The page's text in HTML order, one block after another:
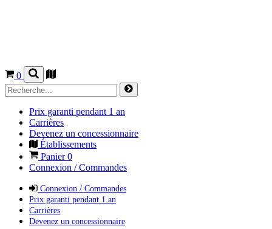
0
Prix garanti pendant 1 an
Carrières
Devenez un concessionnaire
Établissements
Panier0
Connexion / Commandes
Connexion / Commandes
Prix garanti pendant 1 an
Carrières
Devenez un concessionnaire